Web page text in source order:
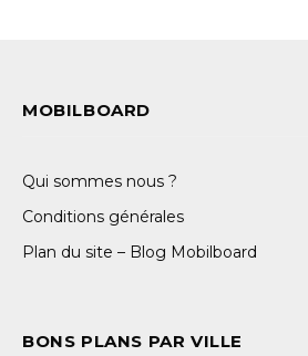
MOBILBOARD
Qui sommes nous ?
Conditions générales
Plan du site – Blog Mobilboard
BONS PLANS PAR VILLE